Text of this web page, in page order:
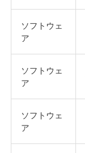
ソフトウェ
ア
ソフトウェ
ア
ソフトウェ
ア